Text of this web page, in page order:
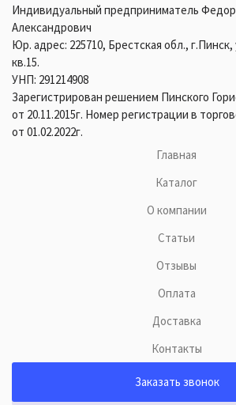
Индивидуальный предприниматель
Александрович
Юр. адрес: 225710, Брестская обл., г.Пинск,
кв.15.
УНП: 291214908
Зарегистрирован решением Пинского
от 20.11.2015г. Номер регистрации в
от 01.02.2022г.
Главная
Каталог
О компании
Статьи
Отзывы
Оплата
Доставка
Контакты
Заказать звонок